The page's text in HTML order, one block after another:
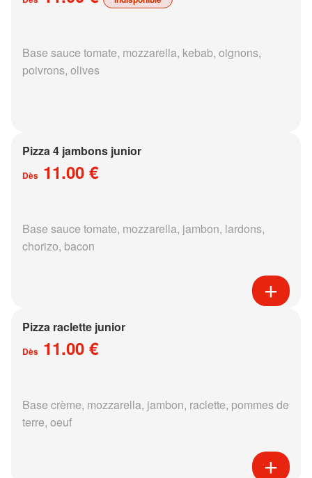
Base sauce tomate, mozzarella, kebab, oignons,
poivrons, olives
Pizza 4 jambons junior
Dès 11.00 €
Base sauce tomate, mozzarella, jambon, lardons,
chorizo, bacon
Pizza raclette junior
Dès 11.00 €
Base crème, mozzarella, jambon, raclette, pommes de
terre, oeuf